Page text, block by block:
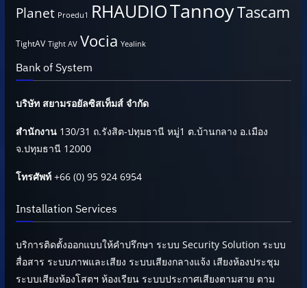
Planet Proedu1 RHAUDIOTannoyTascam
TightAV Tight AV Vocia Yealink
Bank of System
บริษัท สยามรอยัลซิสเท็มส์ จำกัด
สำนักงาน130/31 ถ.รังสิต-ปทุมธานี หมู่1 ต.บ้านกลาง อ.เมือง
จ.ปทุมธานี 12000
โทรศัพท์+66 (0) 95 924 6954
Installation Services
บริการติดตั้งออกแบบให้คำปรึกษา ระบบ Security Solution ระบบ
สื่อสาร ระบบภาพและเสียง ระบบเสียงกลางแจ้ง เสียงห้องประชุม
ระบบเสียงห้องโสตฯ ห้องเรียน ระบบประกาศเสียงตามสาย ตาม